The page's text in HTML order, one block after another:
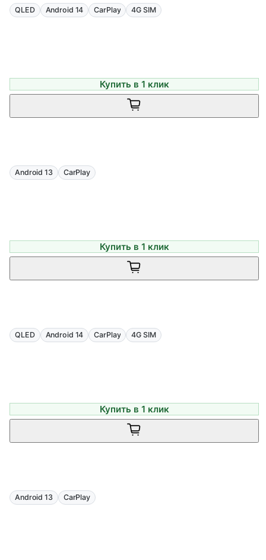
QLED Android 14 CarPlay 4G SIM
Купить в 1 клик
Android 13 CarPlay
Купить в 1 клик
QLED Android 14 CarPlay 4G SIM
Купить в 1 клик
Android 13 CarPlay